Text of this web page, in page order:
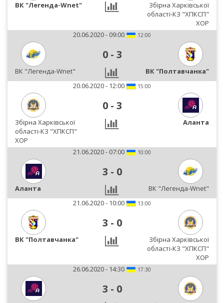
ВК "Легенда-Wnet"
Збірна Харківської
області-КЗ "ХПКСП"
ХОР
20.06.2020 - 09:00
12:00
0 - 3
ВК "Легенда-Wnet"
ВК "Полтавчанка"
20.06.2020 - 12:00
15:00
0 - 3
Збірна Харківської
області-КЗ "ХПКСП"
ХОР
Аланта
21.06.2020 - 07:00 10:00
3 - 0
Аланта
ВК "Легенда-Wnet"
21.06.2020 - 10:00
13:00
3 - 0
ВК "Полтавчанка"
Збірна Харківської
області-КЗ "ХПКСП"
ХОР
26.06.2020 - 14:30
17:30
3 - 0